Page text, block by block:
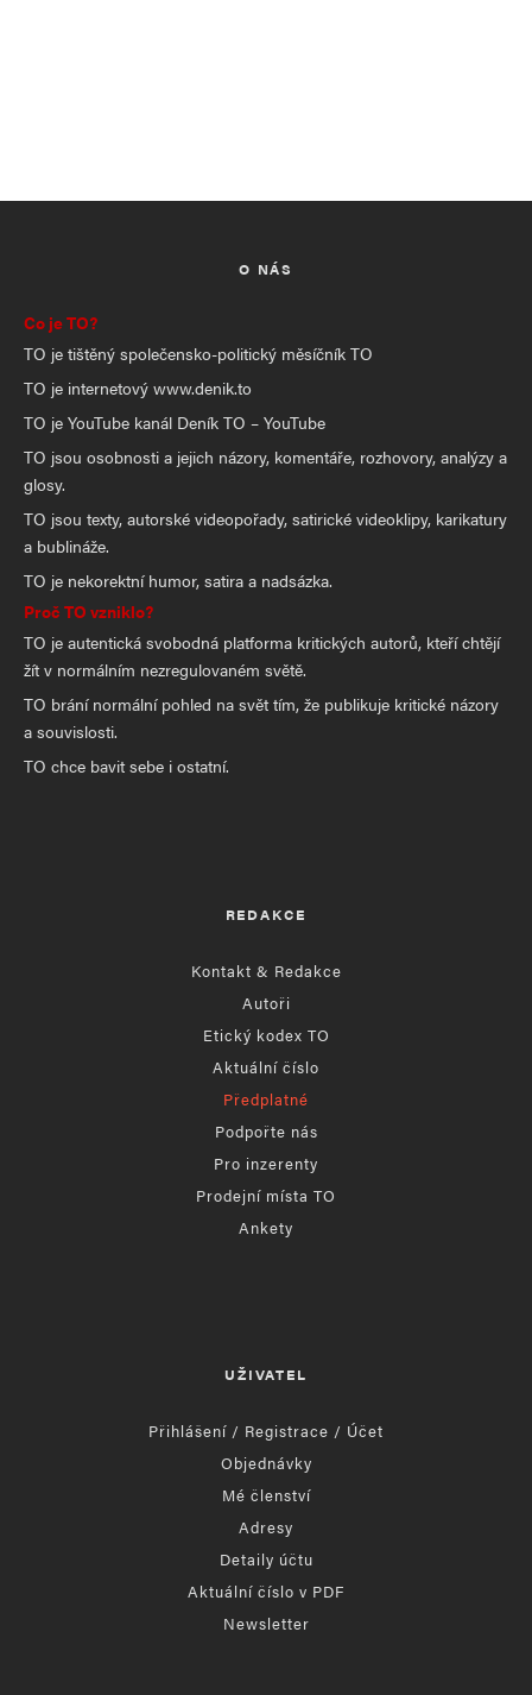
O NÁS
Co je TO?
TO je tištěný společensko-politický měsíčník TO
TO je internetový www.denik.to
TO je YouTube kanál Deník TO – YouTube
TO jsou osobnosti a jejich názory, komentáře, rozhovory, analýzy a
glosy.
TO jsou texty, autorské videopořady, satirické videoklipy, karikatury
a bublináže.
TO je nekorektní humor, satira a nadsázka.
Proč TO vzniklo?
TO je autentická svobodná platforma kritických autorů, kteří chtějí
žít v normálním nezregulovaném světě.
TO brání normální pohled na svět tím, že publikuje kritické názory
a souvislosti.
TO chce bavit sebe i ostatní.
REDAKCE
Kontakt & Redakce
Autoři
Etický kodex TO
Aktuální číslo
Předplatné
Podpořte nás
Pro inzerenty
Prodejní místa TO
Ankety
UŽIVATEL
Přihlášení / Registrace / Účet
Objednávky
Mé členství
Adresy
Detaily účtu
Aktuální číslo v PDF
Newsletter